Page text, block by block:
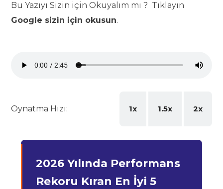
Bu Yazıyı Sizin için Okuyalım mı ? Tıklayın
Google sizin için okusun.
Oynatma Hızı: 1x 1.5x 2x
2026 Yılında Performans
Rekoru Kıran En İyi 5